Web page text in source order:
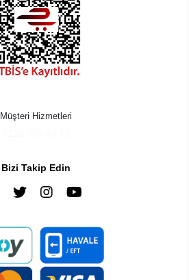
Müşteri Hizmetleri
Bizi Takip Edin